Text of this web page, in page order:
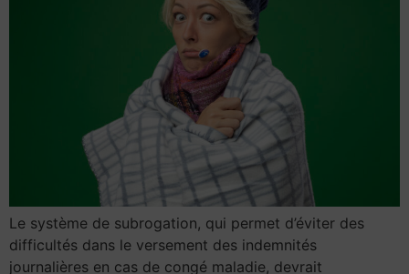
Le système de subrogation, qui permet d’éviter des
difficultés dans le versement des indemnités
journalières en cas de congé maladie, devrait